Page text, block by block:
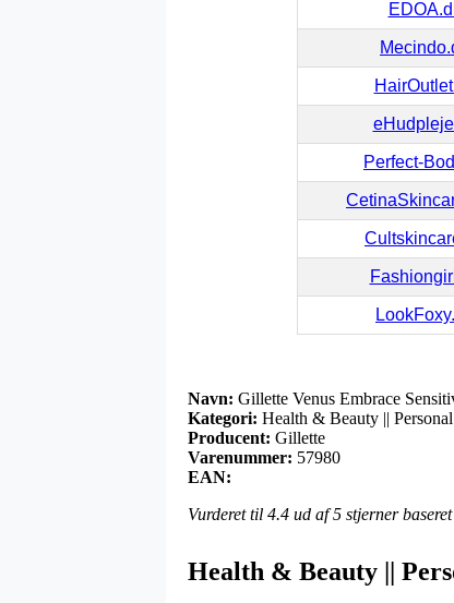
Perfect-
Navn: Gillette Venus Embrace
Kategori: Health & Beauty ||
Producent: Gillette
Varenummer: 57980
EAN:
Vurderet til 4.4 ud af 5 stjerner
Health & Beauty ||